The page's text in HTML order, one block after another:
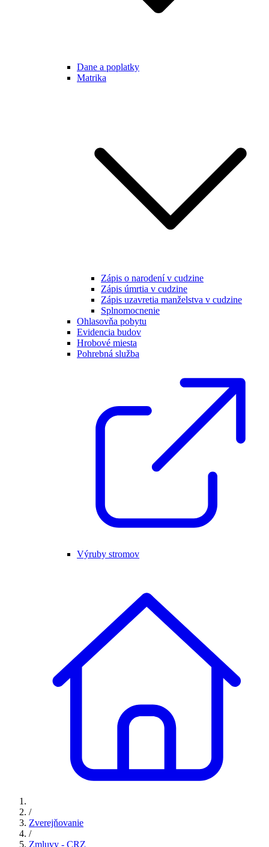
Dane a poplatky
Matrika
Zápis o narodení v cudzine
Zápis úmrtia v cudzine
Zápis uzavretia manželstva v cudzine
Splnomocnenie
Ohlasovňa pobytu
Evidencia budov
Hrobové miesta
Pohrebná služba
Výruby stromov
/
Zverejňovanie
/
Zmluvy - CRZ